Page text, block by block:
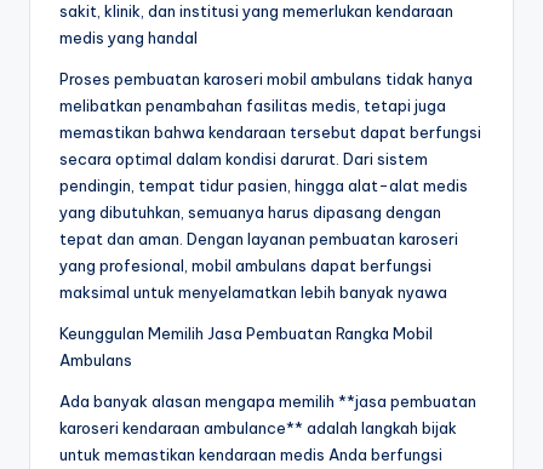
sakit, klinik, dan institusi yang memerlukan kendaraan
medis yang handal
Proses pembuatan karoseri mobil ambulans tidak hanya
melibatkan penambahan fasilitas medis, tetapi juga
memastikan bahwa kendaraan tersebut dapat berfungsi
secara optimal dalam kondisi darurat. Dari sistem
pendingin, tempat tidur pasien, hingga alat-alat medis
yang dibutuhkan, semuanya harus dipasang dengan
tepat dan aman. Dengan layanan pembuatan karoseri
yang profesional, mobil ambulans dapat berfungsi
maksimal untuk menyelamatkan lebih banyak nyawa
Keunggulan Memilih Jasa Pembuatan Rangka Mobil
Ambulans
Ada banyak alasan mengapa memilih **jasa pembuatan
karoseri kendaraan ambulance** adalah langkah bijak
untuk memastikan kendaraan medis Anda berfungsi